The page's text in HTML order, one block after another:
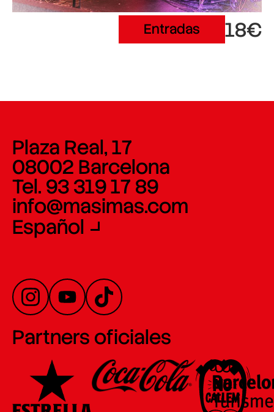
Entradas 18€
Plaza Real, 17
08002 Barcelona
Tel. 93 319 17 89
info@masimas.com
Español
Partners oficiales